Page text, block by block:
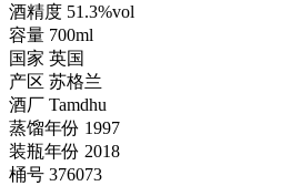
酒精度 51.3%vol
容量 700ml
国家 英国
产区 苏格兰
酒厂 Tamdhu
蒸馏年份 1997
装瓶年份 2018
桶号 376073